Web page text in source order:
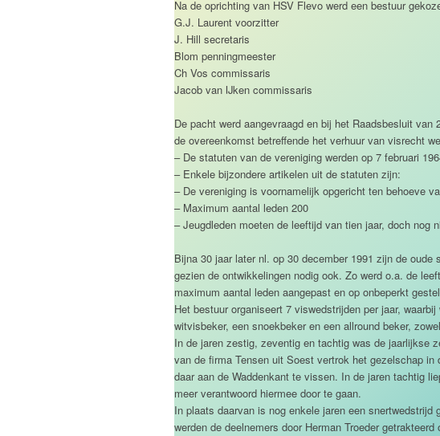
Na de oprichting van HSV Flevo werd een bestuur
G.J. Laurent voorzitter
J. Hill secretaris
Blom penningmeester
Ch Vos commissaris
Jacob van IJken commissaris
De pacht werd aangevraagd en bij het Raadsbesluit
de overeenkomst betreffende het verhuur van visrecht
– De statuten van de vereniging werden op 7 februari
– Enkele bijzondere artikelen uit de statuten zijn:
– De vereniging is voornamelijk opgericht ten behoeve
– Maximum aantal leden 200
– Jeugdleden moeten de leeftijd van tien jaar, doch nog
Bijna 30 jaar later nl. op 30 december 1991 zijn de
gezien de ontwikkelingen nodig ook. Zo werd o.a. de
maximum aantal leden aangepast en op onbeperkt
Het bestuur organiseert 7 viswedstrijden per jaar,
witvisbeker, een snoekbeker en een allround beker,
In de jaren zestig, zeventig en tachtig was de jaarlijkse
van de firma Tensen uit Soest vertrok het gezelschap in
daar aan de Waddenkant te vissen. In de jaren tachtig
meer verantwoord hiermee door te gaan.
In plaats daarvan is nog enkele jaren een snertwedstrijd
werden de deelnemers door Herman Troeder